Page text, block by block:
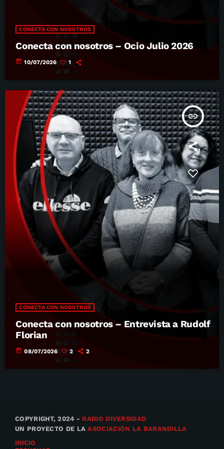
CONECTA CON NOSOTROS
Conecta con nosotros – Ocio Julio 2026
today 10/07/2026 1
insert_link
CONECTA CON NOSOTROS
Conecta con nosotros – Entrevista a Rudolf
Florian
today 08/07/2026 2 2
COPYRIGHT, 2024 - RADIO DIVERSIDAD
UN PROYECTO DE LAASOCIACIÓN LA BARANDILLA
INICIO